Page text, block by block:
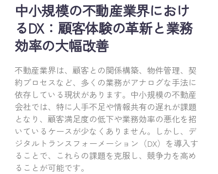
中小規模の不動産業界におけ
るDX：顧客体験の革新と業務
効率の大幅改善
不動産業界は、顧客との関係構築、物件管理、契
約プロセスなど、多くの業務がアナログな手法に
依存している現状があります。中小規模の不動産
会社では、特に人手不足や情報共有の遅れが課題
となり、顧客満足度の低下や業務効率の悪化を招
いているケースが少なくありません。しかし、デ
ジタルトランスフォーメーション（DX）を導入す
ることで、これらの課題を克服し、競争力を高め
ることが可能です。